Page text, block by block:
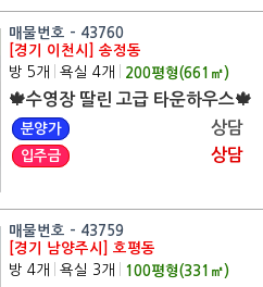
매물번호 - 43760
[경기 이천시] 송정동
방 5개
욕실 4개 200평형(661 ㎡)
🍁수영장 딸린 고급 타운하우스🍁
분양가 상담
입주금 상담
매물번호 - 43759
[경기 남양주시] 호평동
방 4개
욕실 3개 100평형(331 ㎡)